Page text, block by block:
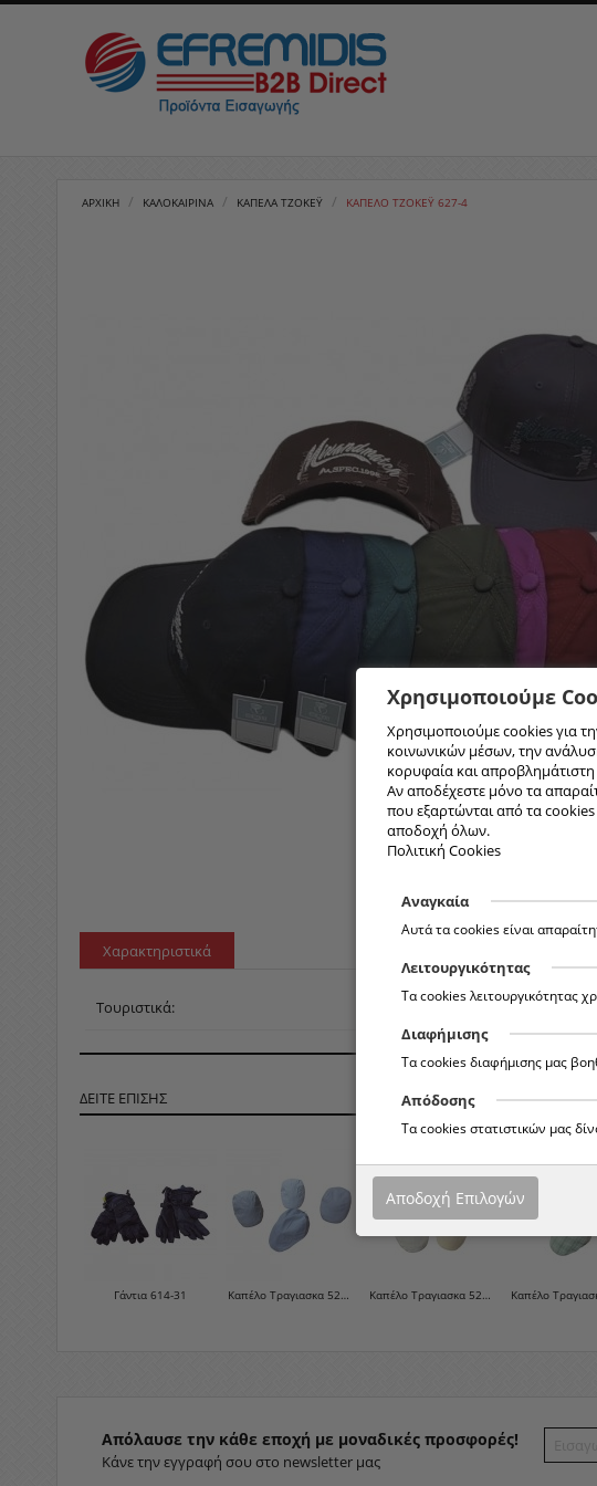
ΑΡΧΙΚΉ / ΚΑΛΟΚΑΙΡΙΝΑ / ΚΑΠΈΛΑ ΤΖΌΚΕΫ / ΚΑΠΈΛO ΤΖΌΚΕΫ 627-4
Χαρακτηριστικά
Τουριστικά:
ΔΕΙΤΕ ΕΠΙΣΗΣ
Γάντια 614-31 Καπέλο Τραγιασκα 525-0-9 Καπέλο Τραγιασκα 525-0-8
Απόλαυσε την κάθε εποχή με μοναδικές προσφορές!
Κάνε την εγγραφή σου στο newsletter μας
Χρησιμοποιούμε
Χρησιμοποιούμε cookies για
κοινωνικών μέσων, την
κορυφαία και απροβλημάτιστη
Αν αποδέχεστε μόνο τα
που εξαρτώνται από τα cookies
αποδοχή όλων.
Πολιτική Cookies
Αναγκαία
Αυτά τα cookies είναι
Λειτουργικότητας
Τα cookies λειτουργικότητας
Διαφήμισης
Τα cookies διαφήμισης μας
Απόδοσης
Τα cookies στατιστικών μας
Αποδοχή Επιλογών